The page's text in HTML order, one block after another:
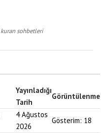
kuran sohbetleri
Yayınladığı
Tarih
Görüntülenme
4 Ağustos
2026
Gösterim: 18